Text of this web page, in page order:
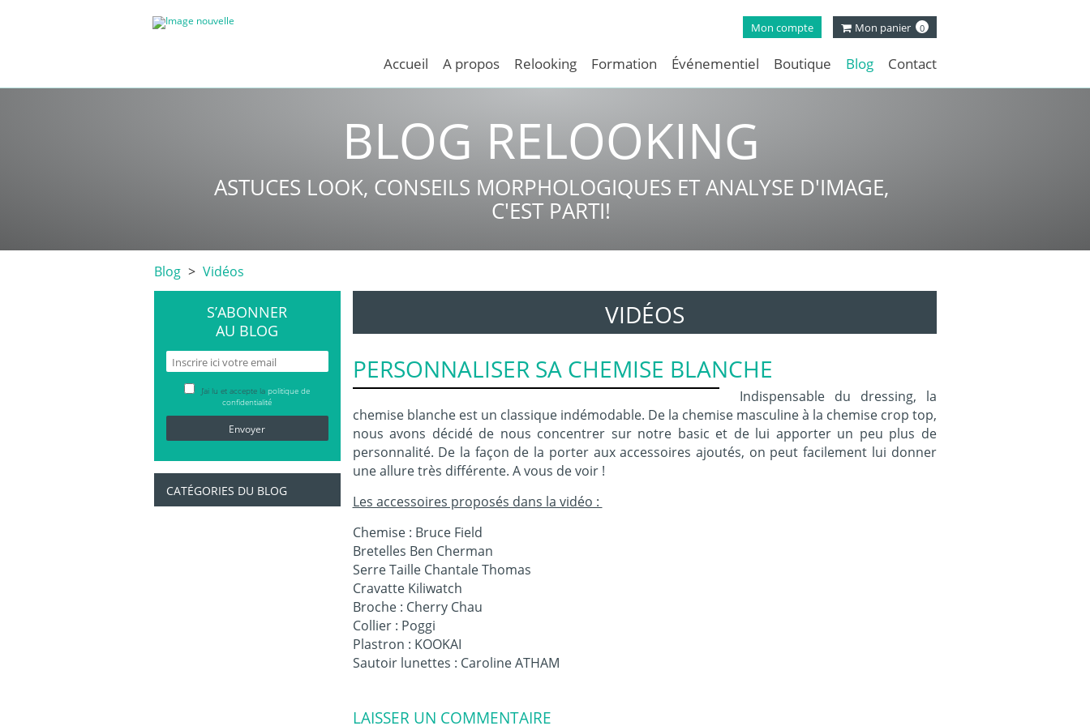
Mon compte Mon panier 0
Accueil A propos Relooking Formation Événementiel Boutique Blog Contact
BLOG RELOOKING
ASTUCES LOOK, CONSEILS MORPHOLOGIQUES ET ANALYSE D'IMAGE,
C'EST PARTI!
Blog Vidéos
VIDÉOS
PERSONNALISER SA CHEMISE BLANCHE
Indispensable du dressing, la
chemise blanche est un classique indémodable. De la chemise masculine à la chemise crop top,
nous avons décidé de nous concentrer sur notre basic et de lui apporter un peu plus de
personnalité. De la façon de la porter aux accessoires ajoutés, on peut facilement lui donner
une allure très différente. A vous de voir !
Les accessoires proposés dans la vidéo :
Chemise : Bruce Field
Bretelles Ben Cherman
Serre Taille Chantale Thomas
Cravatte Kiliwatch
Broche : Cherry Chau
Collier : Poggi
Plastron : KOOKAI
Sautoir lunettes : Caroline ATHAM
LAISSER UN COMMENTAIRE
S’ABONNER
AU BLOG
J’ai lu et accepte la politique de
confidentialité
CATÉGORIES DU BLOG